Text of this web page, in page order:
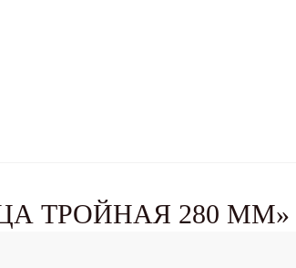
ТРОЙНАЯ 280 ММ»